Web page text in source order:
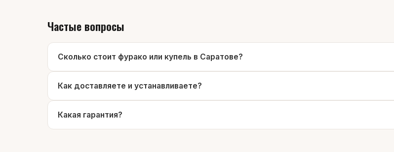
Частые вопросы
Сколько стоит фурако или купель в Саратове?
Как доставляете и устанавливаете?
Какая гарантия?